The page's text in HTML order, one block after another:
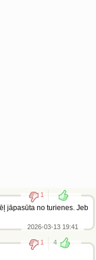
1
jāpasūta no turienes. Jeb
2026-03-13 19:41
1 4